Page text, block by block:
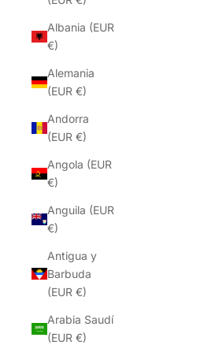
Albania (EUR
€)
Alemania
(EUR €)
Andorra
(EUR €)
Angola (EUR
€)
Anguila (EUR
€)
Antigua y
Barbuda
(EUR €)
Arabia Saudí
(EUR €)